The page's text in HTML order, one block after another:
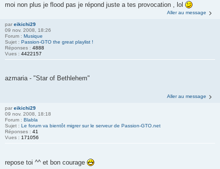
moi non plus je flood pas je répond juste a tes provocation , lol
Aller au message
par eikichi29
09 nov. 2008, 18:26
Forum : Musique
Sujet : Passion-GTO the great playlist !
Réponses : 4888
Vues : 4422157
azmaria - "Star of Bethlehem"
Aller au message
par eikichi29
09 nov. 2008, 18:18
Forum : Blabla
Sujet : Le forum va bientôt migrer sur le serveur de Passion-GTO.net
Réponses : 41
Vues : 171056
repose toi ^^ et bon courage